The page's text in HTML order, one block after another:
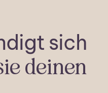
sich
deinen